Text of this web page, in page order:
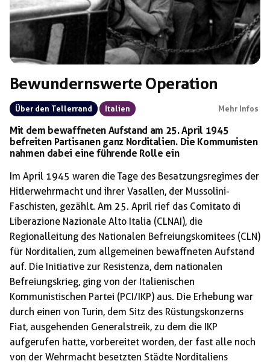
Bewundernswerte Operation
Über den Tellerrand Italien Mehr Infos
Mit dem bewaffneten Aufstand am 25. April 1945
befreiten Partisanen ganz Norditalien. Die Kommunisten
nahmen dabei eine führende Rolle ein
Im April 1945 waren die Tage des Besatzungsregimes der
Hitlerwehrmacht und ihrer Vasallen, der Mussolini-
Faschisten, gezählt. Am 25. April rief das Comitato di
Liberazione Nazionale Alto Italia (CLNAI), die
Regionalleitung des Nationalen Befreiungskomitees (CLN)
für Norditalien, zum allgemeinen bewaffneten Aufstand
auf. Die Initiative zur Resistenza, dem nationalen
Befreiungskrieg, ging von der Italienischen
Kommunistischen Partei (PCI/IKP) aus. Die Erhebung war
durch einen von Turin, dem Sitz des Rüstungskonzerns
Fiat, ausgehenden Generalstreik, zu dem die IKP
aufgerufen hatte, vorbereitet worden, der fast alle noch
von der Wehrmacht besetzten Städte Norditaliens